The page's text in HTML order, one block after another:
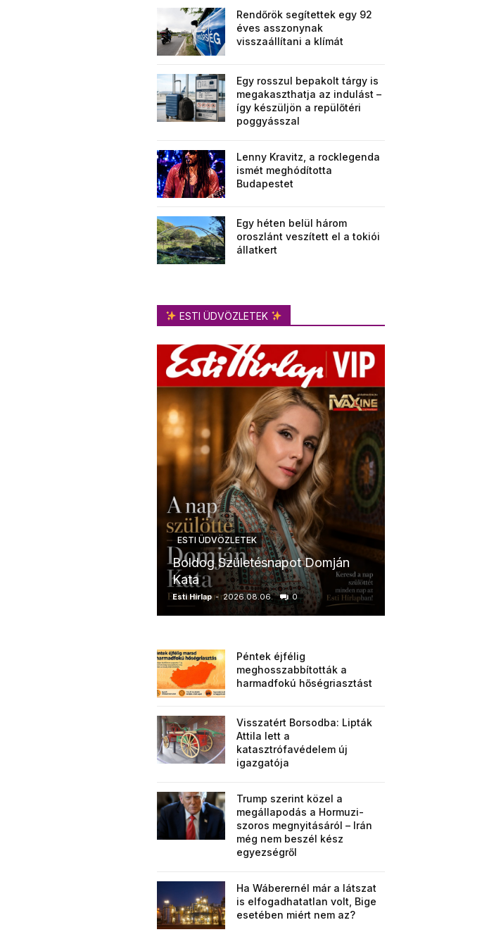
Rendőrök segítettek egy 92
éves asszonynak
visszaállítani a klímát
Egy rosszul bepakolt tárgy is
megakaszthatja az indulást –
így készüljön a repülőtéri
poggyásszal
Lenny Kravitz, a rocklegenda
ismét meghódította
Budapestet
Egy héten belül három
oroszlánt veszített el a tokiói
állatkert
ESTI ÜDVÖZLETEK
ESTI ÜDVÖZLETEK
Boldog Születésnapot Domján
Kata
Esti Hírlap - 2026.08.06. 0
Péntek éjfélig
meghosszabbították a
harmadfokú hőségriasztást
Visszatért Borsodba: Lipták
Attila lett a
katasztrófavédelem új
igazgatója
Trump szerint közel a
megállapodás a Hormuzi-
szoros megnyitásáról – Irán
még nem beszél kész
egyezségről
Ha Wáberernél már a látszat
is elfogadhatatlan volt, Bige
esetében miért nem az?